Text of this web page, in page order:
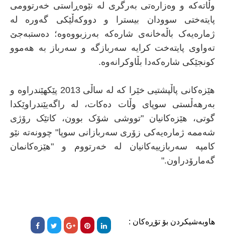
وڵاتەکە و وەزارەتی بەرگری لە نێوەڕاستی خەرتوومی
پایتەختی سوودان بیسترا و دووکەڵێکی گەورە لە
ژمارەیەک باڵەخانەی شارەکە بەرزبووەوە؛ دەستبەجێ
تەواوی پایتەخت کرایە سەربازگە و سەرباز بە هەموو
کونجێکی شارەکەدا بڵاوکرانەوە.
هێزەکانی پاڵپشتیی خێرا کە لە ساڵی 2013 پێکهێندراوە و
بەرهەڵستی سوپای وڵات دەکات، لە راگەیێندراوێکدا
گوتی، هێزەکانیان "تووشی شۆک بوون، کاتێک رۆژی
شەممە ژمارەیەکی زۆری سەربازانی سوپا" چوونەتە نێو
کامپە سەربازییەکانیان لە خەرتووم و "هێزەکانمان
گەمارۆدراون."
هاوبەشیکردن بۆ تۆڕەکان :